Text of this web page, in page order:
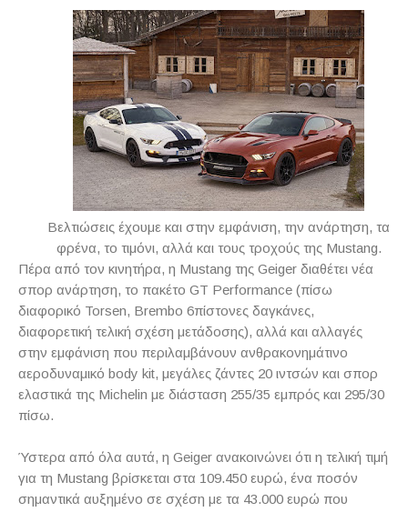
Βελτιώσεις έχουμε και στην εμφάνιση, την ανάρτηση, τα
φρένα, το τιμόνι, αλλά και τους τροχούς της Mustang.
Πέρα από τον κινητήρα, η Mustang της Geiger διαθέτει νέα
σπορ ανάρτηση, το πακέτο GT Performance (πίσω
διαφορικό Torsen, Brembo 6πίστονες δαγκάνες,
διαφορετική τελική σχέση μετάδοσης), αλλά και αλλαγές
στην εμφάνιση που περιλαμβάνουν ανθρακονημάτινο
αεροδυναμικό body kit, μεγάλες ζάντες 20 ιντσών και σπορ
ελαστικά της Michelin με διάσταση 255/35 εμπρός και 295/30
πίσω.
Ύστερα από όλα αυτά, η Geiger ανακοινώνει ότι η τελική τιμή
για τη Mustang βρίσκεται στα 109.450 ευρώ, ένα ποσόν
σημαντικά αυξημένο σε σχέση με τα 43.000 ευρώ που